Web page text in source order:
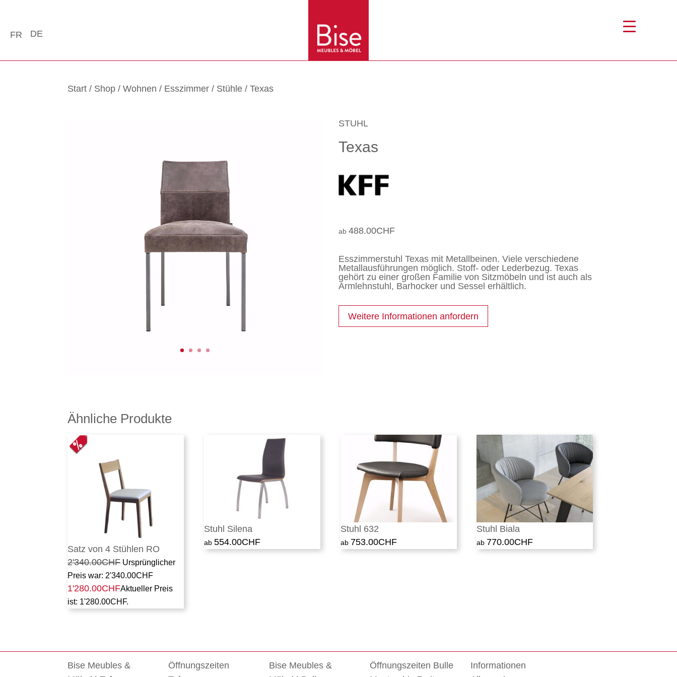
FR DE
Start / Shop /Wohnen / Esszimmer / Stühle / Texas
STUHL
Texas
488.00CHF
Esszimmerstuhl Texas mit Metallbeinen. Viele verschiedene
Metallausführungen möglich. Stoff- oder Lederbezug. Texas
gehört zu einer großen Familie von Sitzmöbeln und ist auch als
Armlehnstuhl, Barhocker und Sessel erhältlich.
Weitere Informationen anfordern
Ähnliche Produkte
Satz von 4 Stühlen RO
2'340.00CHF Ursprünglicher
Preis war: 2'340.00CHF
1'280.00CHFAktueller Preis
ist: 1'280.00CHF.
Stuhl Silena
554.00CHF
Stuhl 632
753.00CHF
Stuhl Biala
770.00CHF
Bise Meubles &
Öffnungszeiten
Bise Meubles &
Öffnungszeiten Bulle
Informationen